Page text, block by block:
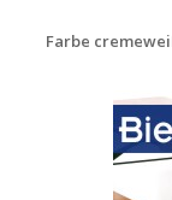
Farbe